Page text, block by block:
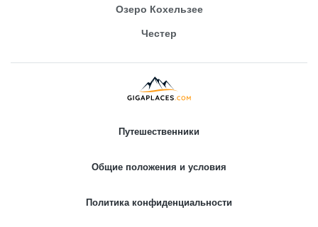
Озеро Кохельзее
Честер
Путешественники
Общие положения и условия
Политика конфиденциальности